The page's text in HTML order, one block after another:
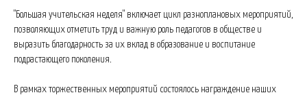
"Большая учительская неделя" включает цикл разноплановых мероприятий,
позволяющих отметить труд и важную роль педагогов в обществе и
выразить благодарность за их вклад в образование и воспитание
подрастающего поколения.
В рамках торжественных мероприятий состоялось награждение наших